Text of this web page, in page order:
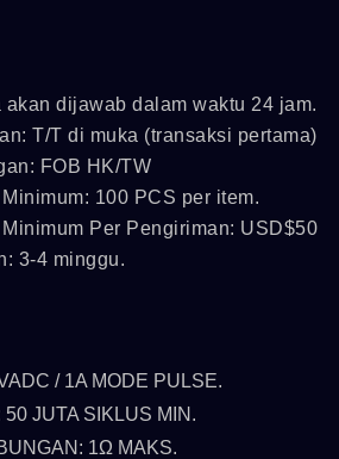
akan dijawab dalam waktu 24 jam.
T/T di muka (transaksi pertama)
FOB HK/TW
100 PCS per item.
Per Pengiriman: USD$50
3-4 minggu.
/ 1A MODE PULSE.
JUTA SIKLUS MIN.
1Ω MAKS.